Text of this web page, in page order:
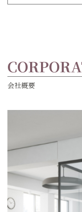
会社概要